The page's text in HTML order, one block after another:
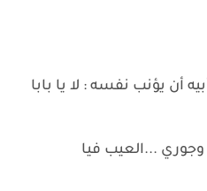
أن يؤنب نفسه : لا يا بابا
...العيب فيا